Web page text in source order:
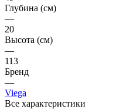
Глубина (см)
—
20
Высота (см)
—
113
Бренд
—
Viega
Все характеристики